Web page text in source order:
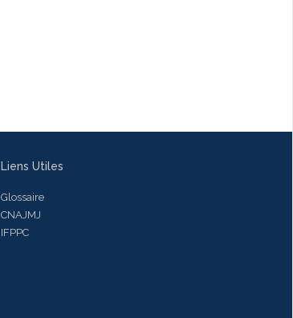
Liens Utiles
Glossaire
CNAJMJ
IFPPC